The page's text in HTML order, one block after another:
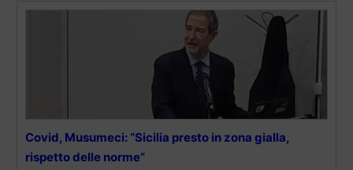
Covid, Musumeci: “Sicilia presto in zona gialla,
rispetto delle norme”